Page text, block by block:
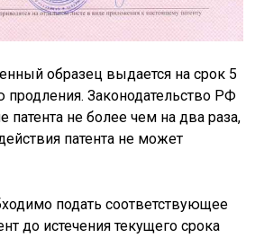
образец выдается на срок 5
Законодательство РФ
патента не более чем на два раза,
патента не может
подать соответствующее
до истечения текущего срока